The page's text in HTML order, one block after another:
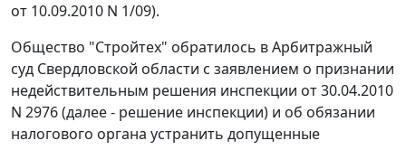
от 10.09.2010 N 1/09).
Общество "Стройтех" обратилось в Арбитражный
суд Свердловской области с заявлением о признании
недействительным решения инспекции от 30.04.2010
N 2976 (далее - решение инспекции) и об обязании
налогового органа устранить допущенные